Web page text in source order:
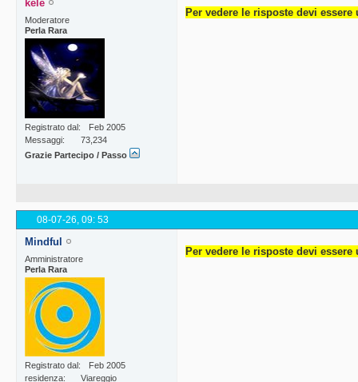
kele
Moderatore
Perla Rara
Registrato dal
Feb 2005
Messaggi
73,234
Grazie Partecipo / Passo
Per vedere le risposte devi essere
08-07-26, 09: 53
Mindful
Amministratore
Perla Rara
Registrato dal
Feb 2005
residenza
Viareggio
Per vedere le risposte devi